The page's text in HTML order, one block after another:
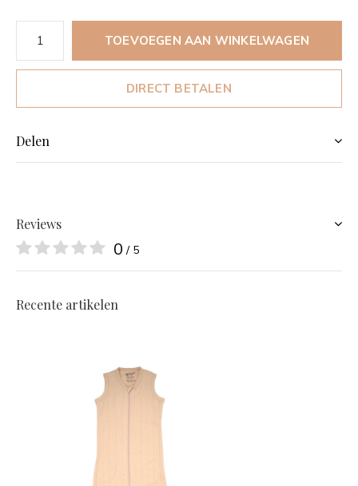
TOEVOEGEN AAN WINKELWAGEN
DIRECT BETALEN
Delen
Reviews
0 / 5
Recente artikelen